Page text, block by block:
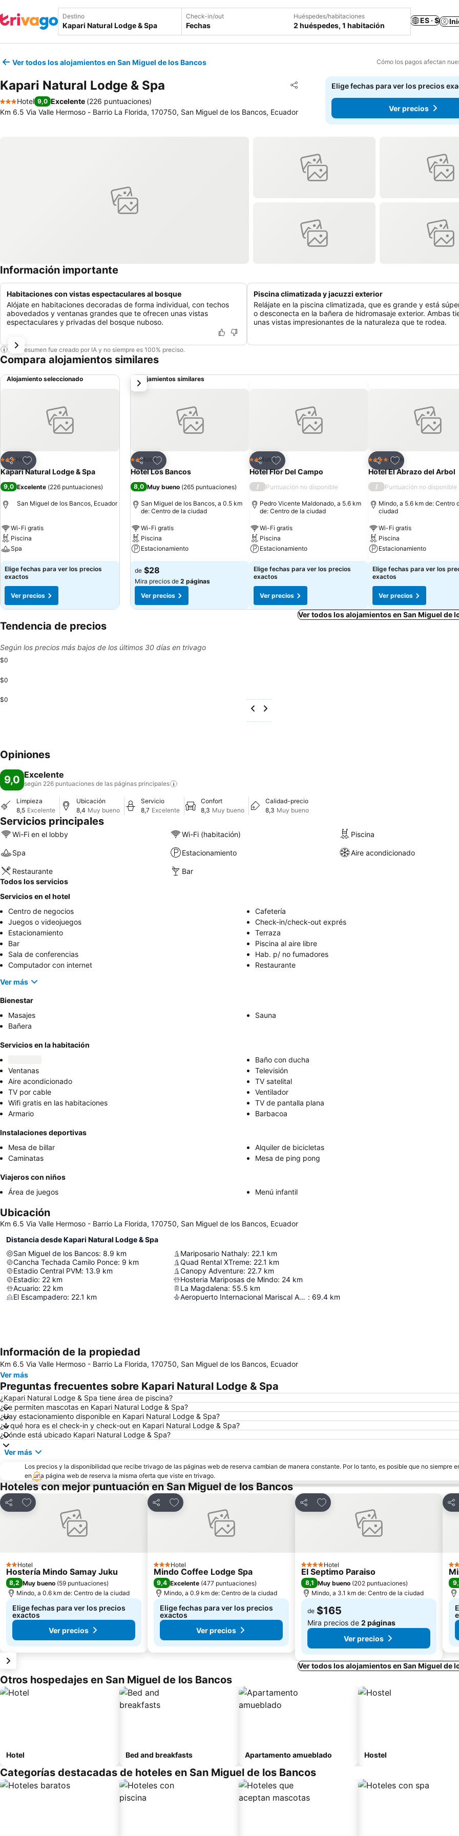
Destino Check-in/out
Fechas
Huéspedes/habitaciones
2 huéspedes, 1 habitación
ES · $
Ver todos los alojamientos en San Miguel de los Bancos Cómo los pagos afectan
Kapari Natural Lodge & Spa Compartir
Agregar a favoritos
3 Estrellas
Hotel 9,0 Excelente (226 puntuaciones)
Km 6.5 Via Valle Hermoso - Barrio La Florida, 170750, San Miguel de los Bancos, Ecuador
Elige fechas para ver los precios
Ver precios
Información importante
Habitaciones con vistas espectaculares al bosque
Alójate en habitaciones decoradas de forma individual, con techos
abovedados y ventanas grandes que te ofrecen unas vistas
espectaculares y privadas del bosque nuboso.
Piscina climatizada y jacuzzi exterior
Relájate en la piscina climatizada, que es grande y está
o desconecta en la bañera de hidromasaje exterior. Ambas
unas vistas impresionantes de la naturaleza que te rodea.
Este resumen fue creado por IA y no siempre es 100% preciso.
Compara alojamientos similares
Alojamiento seleccionado
Compartir
Agregar a favoritos
3 Estrellas
Hotel
Kapari Natural Lodge & Spa
9,0 Excelente (226 puntuaciones)
San Miguel de los Bancos, Ecuador
Wi-Fi gratis
Piscina
Spa
Elige fechas para ver los precios
exactos
Ver precios
Alojamientos similares
Compartir
Agregar a favoritos
2 Estrellas
Hotel
Hotel Los Bancos
8,0 Muy bueno (265 puntuaciones)
San Miguel de los Bancos, a 0.5 km
de: Centro de la ciudad
Wi-Fi gratis
Piscina
Estacionamiento
de $28
Mira precios de 2 páginas
Ver precios
Compartir
Agregar a favoritos
2 Estrellas
Hotel
Hotel Flor Del Campo
/ Puntuación no disponible
Pedro Vicente Maldonado, a 5.6 km
de: Centro de la ciudad
Wi-Fi gratis
Piscina
Estacionamiento
Elige fechas para ver los precios
exactos
Ver precios
Compartir
Agregar a
4 EstrellasHotel
Hotel El Abrazo del Arbol
/ Puntuación no disponible
Mindo, a 5.6 km de: Centro
ciudad
Wi-Fi gratis
Piscina
Estacionamiento
Elige fechas para ver los
exactos
Ver precios
siguiente
Ver todos los alojamientos en San Miguel de
Tendencia de precios
Según los precios más bajos de los últimos 30 días en trivago
$0
$0
$0
Opiniones
9,0 Excelente
según 226 puntuaciones de las páginas principales
Limpieza
8,5 Excelente
Ubicación
8,4 Muy bueno
Servicio
8,7 Excelente
Confort
8,3 Muy bueno
Calidad-precio
8,3 Muy bueno
Servicios principales
Wi-Fi en el lobby Wi-Fi (habitación) Piscina
Spa Estacionamiento Aire acondicionado
Restaurante
Bar
Todos los servicios
Servicios en el hotel
Centro de negocios
Cafetería
Juegos o videojuegos
Check-in/check-out exprés
Estacionamiento
Terraza
Bar
Piscina al aire libre
Sala de conferencias
Hab. p/ no fumadores
Computador con internet
Restaurante
Ver más
Bienestar
Masajes
Sauna
Bañera
Servicios en la habitación
Baño con ducha
Ventanas
Televisión
Aire acondicionado
TV satelital
TV por cable
Ventilador
Wifi gratis en las habitaciones
TV de pantalla plana
Armario
Barbacoa
Instalaciones deportivas
Mesa de billar
Alquiler de bicicletas
Caminatas
Mesa de ping pong
Viajeros con niños
Área de juegos
Menú infantil
Ubicación
Km 6.5 Via Valle Hermoso - Barrio La Florida, 170750, San Miguel de los Bancos, Ecuador
Distancia desde Kapari Natural Lodge & Spa
San Miguel de los Bancos: 8.9 km
Cancha Techada Camilo Ponce: 9 km
Estadio Central PVM: 13.9 km
Estadio: 22 km
Acuario: 22 km
El Escampadero: 22.1 km
Mariposario Nathaly: 22.1 km
Quad Rental XTreme: 22.1 km
Canopy Adventure: 22.7 km
Hosteria Mariposas de Mindo: 24 km
La Magdalena: 55.5 km
Aeropuerto Internacional Mariscal Antonio José de Sucre : 69.4 km
Información de la propiedad
Km 6.5 Via Valle Hermoso - Barrio La Florida, 170750, San Miguel de los Bancos, Ecuador
Ver más
Preguntas frecuentes sobre Kapari Natural Lodge & Spa
¿Kapari Natural Lodge & Spa tiene área de piscina?
¿Se permiten mascotas en Kapari Natural Lodge & Spa?
¿Hay estacionamiento disponible en Kapari Natural Lodge & Spa?
¿A qué hora es el check-in y check-out en Kapari Natural Lodge & Spa?
¿Dónde está ubicado Kapari Natural Lodge & Spa?
Ver más
Los precios y la disponibilidad que recibe trivago de las páginas web de reserva cambian de manera constante. Por lo tanto, es posible que no siempre
en una página web de reserva la misma oferta que viste en trivago.
Hoteles con mejor puntuación en San Miguel de los Bancos
Compartir
Agregar a favoritos
2 Estrellas
Hotel
Hostería Mindo Samay Juku
8,2 Muy bueno (59 puntuaciones)
Mindo, a 0.6 km de: Centro de la ciudad
Elige fechas para ver los precios
exactos
Ver precios
Compartir
Agregar a favoritos
3 Estrellas
Hotel
Mindo Coffee Lodge Spa
9,4 Excelente (477 puntuaciones)
Mindo, a 0.9 km de: Centro de la ciudad
Elige fechas para ver los precios
exactos
Ver precios
Compartir
Agregar a favoritos
4 Estrellas
Hotel
El Septimo Paraiso
8,1 Muy bueno (202 puntuaciones)
Mindo, a 3.1 km de: Centro de la ciudad
de $165
Mira precios de 2 páginas
Ver precios
4
Ver todos los alojamientos en San Miguel de
Otros hospedajes en San Miguel de los Bancos
Hotel Bed and breakfasts Apartamento amueblado Hostel
Categorías destacadas de hoteles en San Miguel de los Bancos